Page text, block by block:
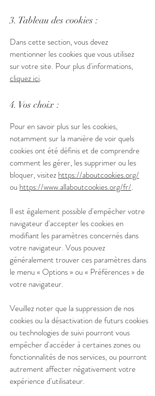
3. Tableau des cookies :
Dans cette section, vous devez
mentionner les cookies que vous utilisez
sur votre site. Pour plus d'informations,
cliquez ici.
4. Vos choix :
Pour en savoir plus sur les cookies,
notamment sur la manière de voir quels
cookies ont été définis et de comprendre
comment les gérer, les supprimer ou les
bloquer, visitez https://aboutcookies.org/
ou https://www.allaboutcookies.org/fr/.
Il est également possible d'empêcher votre
navigateur d'accepter les cookies en
modifiant les paramètres concernés dans
votre navigateur. Vous pouvez
généralement trouver ces paramètres dans
le menu « Options » ou « Préférences » de
votre navigateur.
Veuillez noter que la suppression de nos
cookies ou la désactivation de futurs cookies
ou technologies de suivi pourront vous
empêcher d'accéder à certaines zones ou
fonctionnalités de nos services, ou pourront
autrement affecter négativement votre
expérience d'utilisateur.